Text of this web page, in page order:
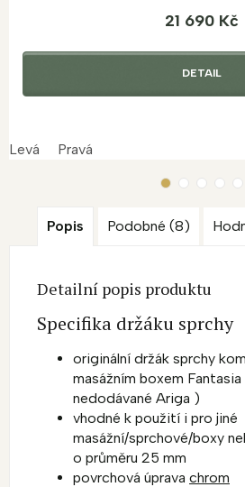
21 690 Kč
DETAIL
Levá Pravá
Popis Podobné (8)
Detailní popis produktu
Specifika držáku sprchy
originální držák sprchy
masážním boxem
nedodávané Ariga )
vhodné k použití i pro jiné
masážní/sprchové/boxy
o průměru 25 mm
povrchová úprava chrom